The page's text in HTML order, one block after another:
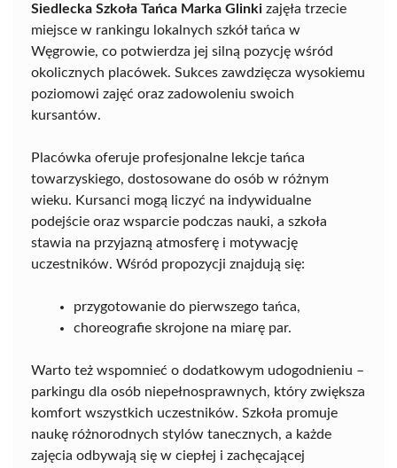
Siedlecka Szkoła Tańca Marka Glinki zajęła trzecie
miejsce w rankingu lokalnych szkół tańca w
Węgrowie, co potwierdza jej silną pozycję wśród
okolicznych placówek. Sukces zawdzięcza wysokiemu
poziomowi zajęć oraz zadowoleniu swoich
kursantów.
Placówka oferuje profesjonalne lekcje tańca
towarzyskiego, dostosowane do osób w różnym
wieku. Kursanci mogą liczyć na indywidualne
podejście oraz wsparcie podczas nauki, a szkoła
stawia na przyjazną atmosferę i motywację
uczestników. Wśród propozycji znajdują się:
przygotowanie do pierwszego tańca,
choreografie skrojone na miarę par.
Warto też wspomnieć o dodatkowym udogodnieniu –
parkingu dla osób niepełnosprawnych, który zwiększa
komfort wszystkich uczestników. Szkoła promuje
naukę różnorodnych stylów tanecznych, a każde
zajęcia odbywają się w ciepłej i zachęcającej